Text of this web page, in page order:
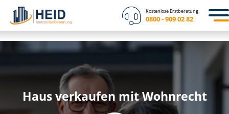
Kostenlose Erstberatung
0800 - 909 02 82
Haus verkaufen mit Wohnrecht